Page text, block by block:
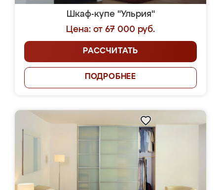
Шкаф-купе "Ульрия"
Цена: от 67 000 руб.
РАССЧИТАТЬ
ПОДРОБНЕЕ